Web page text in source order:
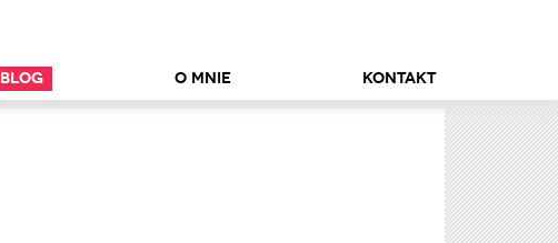
Blog O mnie Kontakt